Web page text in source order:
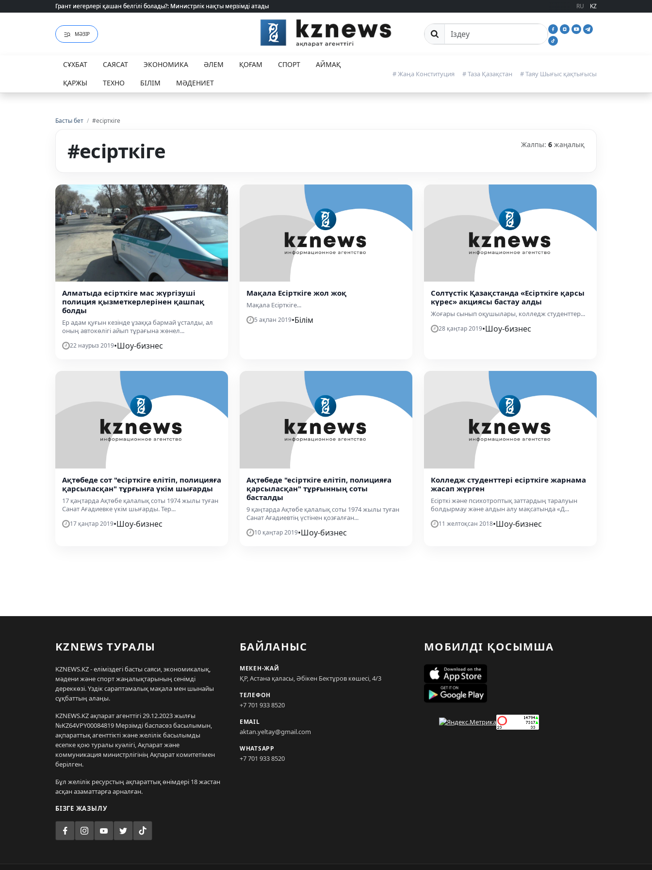
Грант иегерлері қашан белгілі болады?: Министрлік нақты мерзімді атады
Грант иегерлері қашан белгілі болады?: Министрлік нақты мерзімді атады RU KZ
МӘЗІР Сайттан іздеу
СҰХБАТ САЯСАТ ЭКОНОМИКА ӘЛЕМ ҚОҒАМ СПОРТ
АЙМАҚ
ҚАРЖЫ
ТЕХНО БІЛІМ МӘДЕНИЕТ
# Жаңа Конституция # Таза Қазақстан # Таяу Шығыс қақтығысы
Басты бет / #есірткіге
#есірткіге Жалпы: 6 жаңалық
Алматыда есірткіге мас жүргізуші
полиция қызметкерлерінен қашпақ
болды
Ер адам қуғын кезінде ұзаққа бармай ұсталды, ал
оның автокөлігі айып тұрағына жөнел...
22 наурыз 2019•Шоу-бизнес
Мақала Есірткіге жол жоқ
Мақала Есірткіге...
5 ақпан 2019•Білім
Солтүстік Қазақстанда «Есірткіге қарсы
күрес» акциясы бастау алды
Жоғары сынып оқушылары, колледж студенттер...
28 қаңтар 2019•Шоу-бизнес
Ақтөбеде сот "есірткіге елітіп, полицияға
қарсыласқан" тұрғынға үкім шығарды
17 қаңтарда Ақтөбе қалалық соты 1974 жылы туған
Санат Ағадиевке үкім шығарды. Тер...
17 қаңтар 2019•Шоу-бизнес
Ақтөбеде "есірткіге елітіп, полицияға
қарсыласқан" тұрғынның соты
басталды
9 қаңтарда Ақтөбе қалалық соты 1974 жылы туған
Санат Ағадиевтің үстінен қозғалған...
10 қаңтар 2019•Шоу-бизнес
Колледж студенттері есірткіге жарнама
жасап жүрген
Есірткі және психотроптық заттардың таралуын
болдырмау және алдын алу мақсатында «Д...
11 желтоқсан 2018•Шоу-бизнес
KZNEWS ТУРАЛЫ
KZNEWS.KZ - еліміздегі басты саяси, экономикалық,
мәдени және спорт жаңалықтарының сенімді
дереккөзі. Үздік сараптамалық мақала мен шынайы
сұқбаттың алаңы.
KZNEWS.KZ ақпарат агенттігі 29.12.2023 жылғы
№KZ64VPY00084819 Мерзімді баспасөз басылымын,
ақпараттық агенттікті және желілік басылымды
есепке қою туралы куәлігі, Ақпарат және
коммуникация министрлігінің Ақпарат комитетімен
берілген.
Бұл желілік ресурстың ақпараттық өнімдері 18 жастан
асқан азаматтарға арналған.
БІЗГЕ ЖАЗЫЛУ
БАЙЛАНЫС
МЕКЕН-ЖАЙ
ҚР, Астана қаласы, Әбікен Бектұров көшесі, 4/3
ТЕЛЕФОН
+7 701 933 8520
EMAIL
aktan.yeltay@gmail.com
WHATSAPP
+7 701 933 8520
МОБИЛДІ ҚОСЫМША